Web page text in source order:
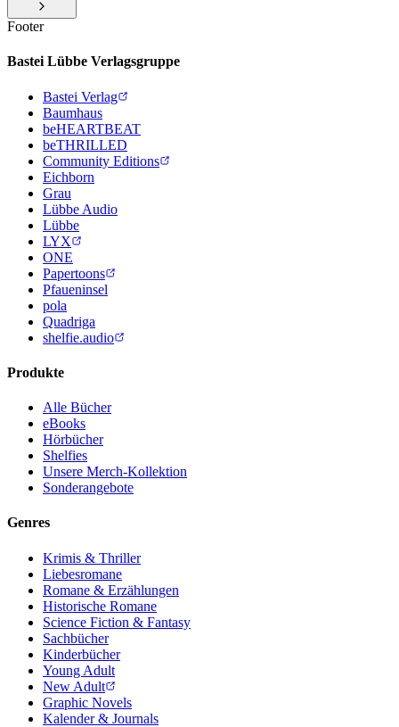
Footer
Bastei Lübbe Verlagsgruppe
Bastei Verlag
Baumhaus
beHEARTBEAT
beTHRILLED
Community Editions
Eichborn
Grau
Lübbe Audio
Lübbe
LYX
ONE
Papertoons
Pfaueninsel
pola
Quadriga
shelfie.audio
Produkte
Alle Bücher
eBooks
Hörbücher
Shelfies
Unsere Merch-Kollektion
Sonderangebote
Genres
Krimis & Thriller
Liebesromane
Romane & Erzählungen
Historische Romane
Science Fiction & Fantasy
Sachbücher
Kinderbücher
Young Adult
New Adult
Graphic Novels
Kalender & Journals